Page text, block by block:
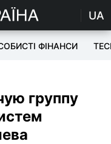
UA
ФІНАНСИ
группу